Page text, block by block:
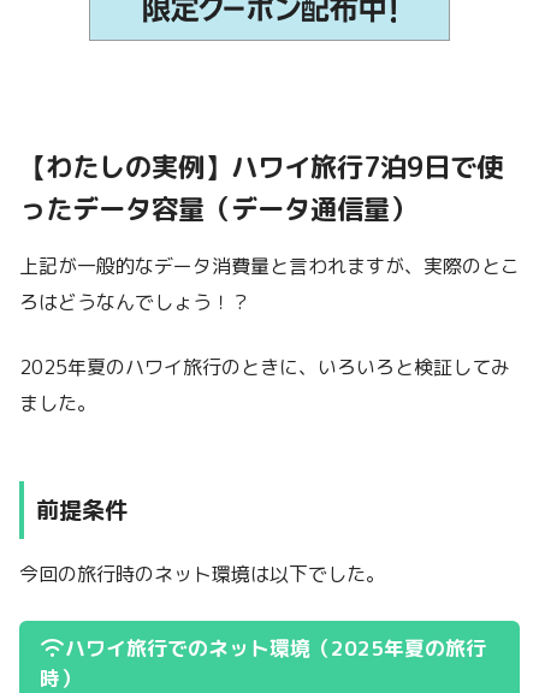
【わたしの実例】ハワイ旅行7泊9日で使
ったデータ容量（データ通信量）
上記が一般的なデータ消費量と言われますが、実際のとこ
ろはどうなんでしょう！？
2025年夏のハワイ旅行のときに、いろいろと検証してみ
ました。
前提条件
今回の旅行時のネット環境は以下でした。
ハワイ旅行でのネット環境（2025年夏の旅行
時）